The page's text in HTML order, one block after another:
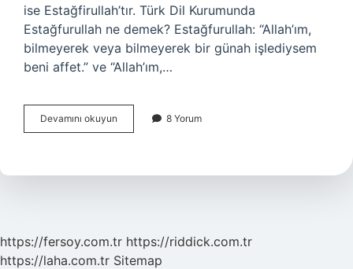
ise Estağfirullah’tır. Türk Dil Kurumunda
Estağfurullah ne demek? Estağfurullah: “Allah’ım,
bilmeyerek veya bilmeyerek bir günah işlediysem
beni affet.” ve “Allah’ım,…
Devamını okuyun Estağfirullah
Ne
Dil
8 Yorum
https://fersoy.com.tr https://riddick.com.tr
https://laha.com.tr Sitemap